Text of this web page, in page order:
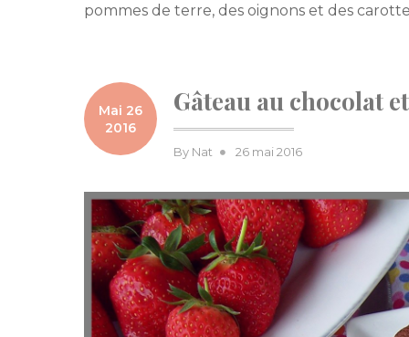
pommes de terre, des oignons et des
Mai 26
2016
Gâteau au chocolat
By Nat
Posted
26 mai 2016